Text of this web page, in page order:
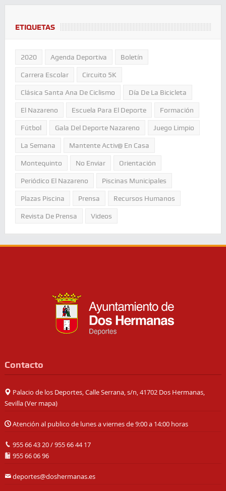
ETIQUETAS
2020 Agenda Deportiva Boletín
Carrera Escolar Circuito 5K
Clásica Santa Ana De Ciclismo Día De La Bicicleta
El Nazareno Escuela Para El Deporte Formación
Fútbol Gala Del Deporte Nazareno Juego Limpio
La Semana Mantente Activ@ En Casa
Montequinto No Enviar Orientación
Periódico El Nazareno Piscinas Municipales
Plazas Piscina Prensa Recursos Humanos
Revista De Prensa Videos
Contacto
Palacio de los Deportes, Calle Serrana, s/n, 41702 Dos Hermanas,
Sevilla (Ver mapa)
Atención al publico de lunes a viernes de 9:00 a 14:00 horas
955 66 43 20/955 66 44 17
955 66 06 96
deportes@doshermanas.es